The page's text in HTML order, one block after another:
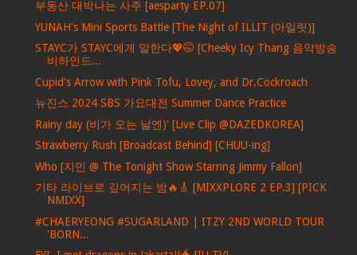
부동산 대박나는 사주 [aesparty EP.07]
YUNAH's Mini Sports Battle [The Night of ILLIT (아일릿)]
STAYC가 STAYC에게 말한다💖🤭 [Cheeky Icy Thang 음악방송
비하인드...
Cupid's Arrow with Pink Tofu, Lovey, and Dr.Cockroach
뉴진스 2024 SBS 가요대전 Summer Dance Practice
Rainy day (비가 오는 날엔)' [Live Clip @DAZEDKOREA]
Strawberry Rush [Broadcast Behind] [CHUU-ing]
Who [지민 @ The Tonight Show Starring Jimmy Fallon]
기타 라이브로 깊어지는 밤🔥🎸 [MIXXPLORE 2 EP.3] [PICK
NMIXX]
#CHAERYEONG #SUGARLAND | ITZY 2ND WORLD TOUR
'BORN...